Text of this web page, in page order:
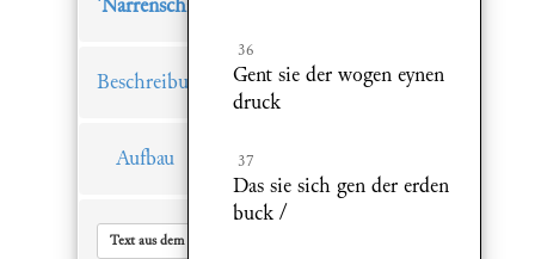
Beschreibung
Aufbau
Text aus dem Hauptfenster in Zwischenablage kopieren
36
Gent sie der wogen eynen
druck
37
Das sie sich gen der erden
buck /